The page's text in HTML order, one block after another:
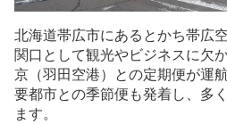
北海道帯広市にあるとかち帯広
関口として観光やビジネスに欠
京（羽田空港）との定期便が運
要都市との季節便も発着し、多
ます。